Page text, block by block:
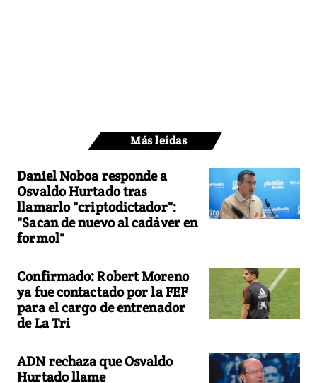
Más leídas
Daniel Noboa responde a
Osvaldo Hurtado tras
llamarlo "criptodictador":
"Sacan de nuevo al cadáver en
formol"
Confirmado: Robert Moreno
ya fue contactado por la FEF
para el cargo de entrenador
de La Tri
ADN rechaza que Osvaldo
Hurtado llame